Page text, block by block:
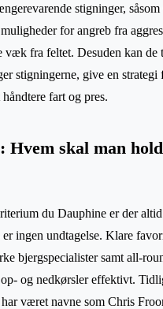
stigninger, såsom
for angreb fra
væk fra feltet. Desuden kan de
stigningerne, give en strategi
fart og pres.
Hvem skal man
du Dauphine er der
er ingen undtagelse. Klare
bjergspecialister samt all-
og nedkørsler effektivt.
været navne som Chris